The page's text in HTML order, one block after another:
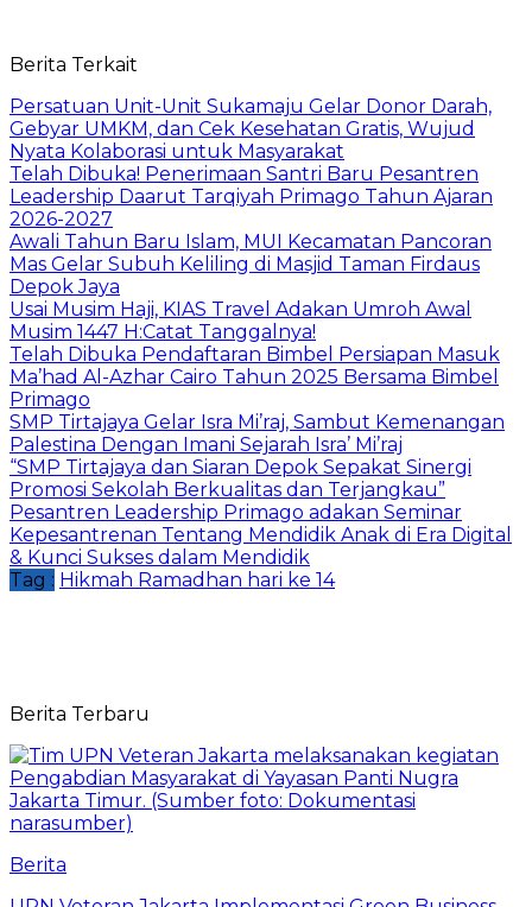
Berita Terkait
Persatuan Unit-Unit Sukamaju Gelar Donor Darah,
Gebyar UMKM, dan Cek Kesehatan Gratis, Wujud
Nyata Kolaborasi untuk Masyarakat
Telah Dibuka! Penerimaan Santri Baru Pesantren
Leadership Daarut Tarqiyah Primago Tahun Ajaran
2026-2027
Awali Tahun Baru Islam, MUI Kecamatan Pancoran
Mas Gelar Subuh Keliling di Masjid Taman Firdaus
Depok Jaya
Usai Musim Haji, KIAS Travel Adakan Umroh Awal
Musim 1447 H:Catat Tanggalnya!
Telah Dibuka Pendaftaran Bimbel Persiapan Masuk
Ma’had Al-Azhar Cairo Tahun 2025 Bersama Bimbel
Primago
SMP Tirtajaya Gelar Isra Mi’raj, Sambut Kemenangan
Palestina Dengan Imani Sejarah Isra’ Mi’raj
“SMP Tirtajaya dan Siaran Depok Sepakat Sinergi
Promosi Sekolah Berkualitas dan Terjangkau”
Pesantren Leadership Primago adakan Seminar
Kepesantrenan Tentang Mendidik Anak di Era Digital
& Kunci Sukses dalam Mendidik
Tag : Hikmah Ramadhan hari ke 14
Berita Terbaru
Berita